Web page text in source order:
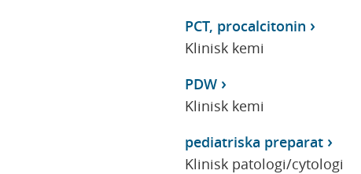
PCT, procalcitonin
Klinisk kemi
PDW
Klinisk kemi
pediatriska preparat
Klinisk patologi/cytologi